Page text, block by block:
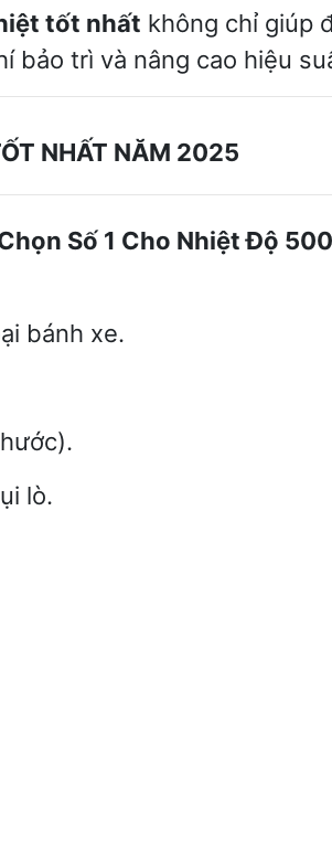
tốt nhất không chỉ giúp
bảo trì và nâng cao hiệu
NHẤT NĂM 2025
Số 1 Cho Nhiệt Độ
bánh xe.
lò.